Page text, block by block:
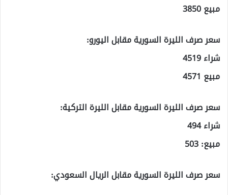
مبيع 3850
سعر صرف الليرة السورية مقابل اليورو:
شراء 4519
مبيع 4571
سعر صرف الليرة السورية مقابل الليرة التركية:
شراء 494
مبيع: 503
سعر صرف الليرة السورية مقابل الريال السعودي: